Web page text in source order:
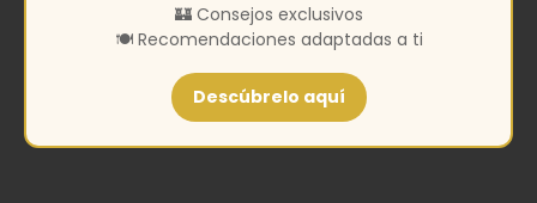
🏰 Consejos exclusivos
🍽️ Recomendaciones adaptadas a ti
Descúbrelo aquí